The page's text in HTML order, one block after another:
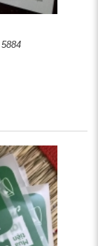
5884